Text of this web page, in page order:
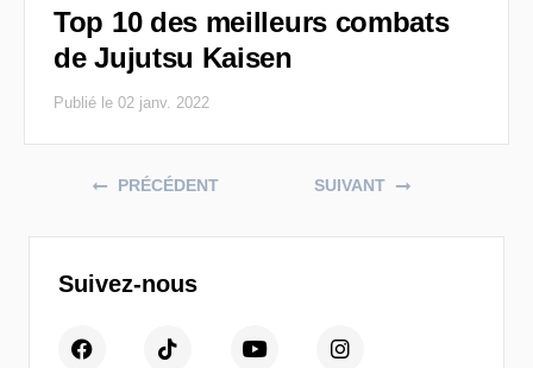
Top 10 des meilleurs combats
de Jujutsu Kaisen
Publié le 02 janv. 2022
Posts navigation
PRÉCÉDENT SUIVANT
Suivez-nous